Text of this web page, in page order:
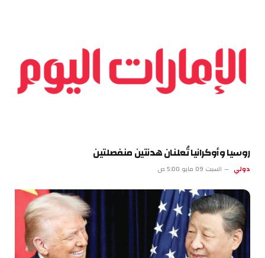
روسيا وأوكرانيا تُعلنان هدنتين منفصلتين
دولي السبت 09 مايو 5:00 ص